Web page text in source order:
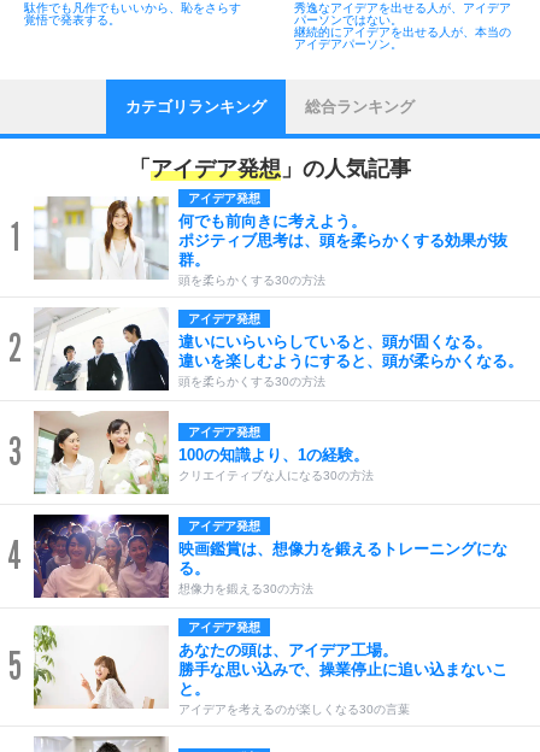
駄作でも凡作でもいいから、恥をさらす
覚悟で発表する。
秀逸なアイデアを出せる人が、アイデア
パーソンではない。
継続的にアイデアを出せる人が、本当の
アイデアパーソン。
カテゴリランキング 総合ランキング
「 アイデア発想 」の人気記事
1
アイデア発想
何でも前向きに考えよう。
ポジティブ思考は、頭を柔らかくする効果が抜
群。
頭を柔らかくする30の方法
2
アイデア発想
違いにいらいらしていると、頭が固くなる。
違いを楽しむようにすると、頭が柔らかくなる。
頭を柔らかくする30の方法
3 アイデア発想
100の知識より、1の経験。
クリエイティブな人になる30の方法
4
アイデア発想
映画鑑賞は、想像力を鍛えるトレーニングにな
る。
想像力を鍛える30の方法
5
アイデア発想
あなたの頭は、アイデア工場。
勝手な思い込みで、操業停止に追い込まないこ
と。
アイデアを考えるのが楽しくなる30の言葉